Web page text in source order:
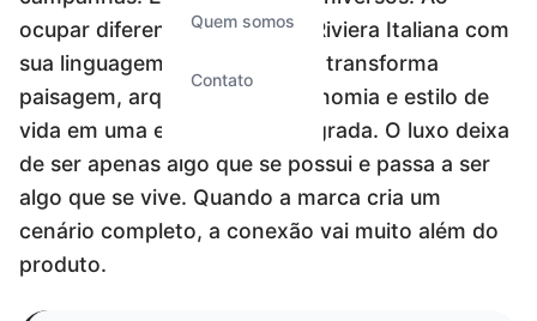
Quem somos
Contato
ocupar diferentes pontos da Riviera Italiana com
sua linguagem visual, a marca transforma
paisagem, arquitetura, gastronomia e estilo de
vida em uma experiência integrada. O luxo deixa
de ser apenas algo que se possui e passa a ser
algo que se vive. Quando a marca cria um
cenário completo, a conexão vai muito além do